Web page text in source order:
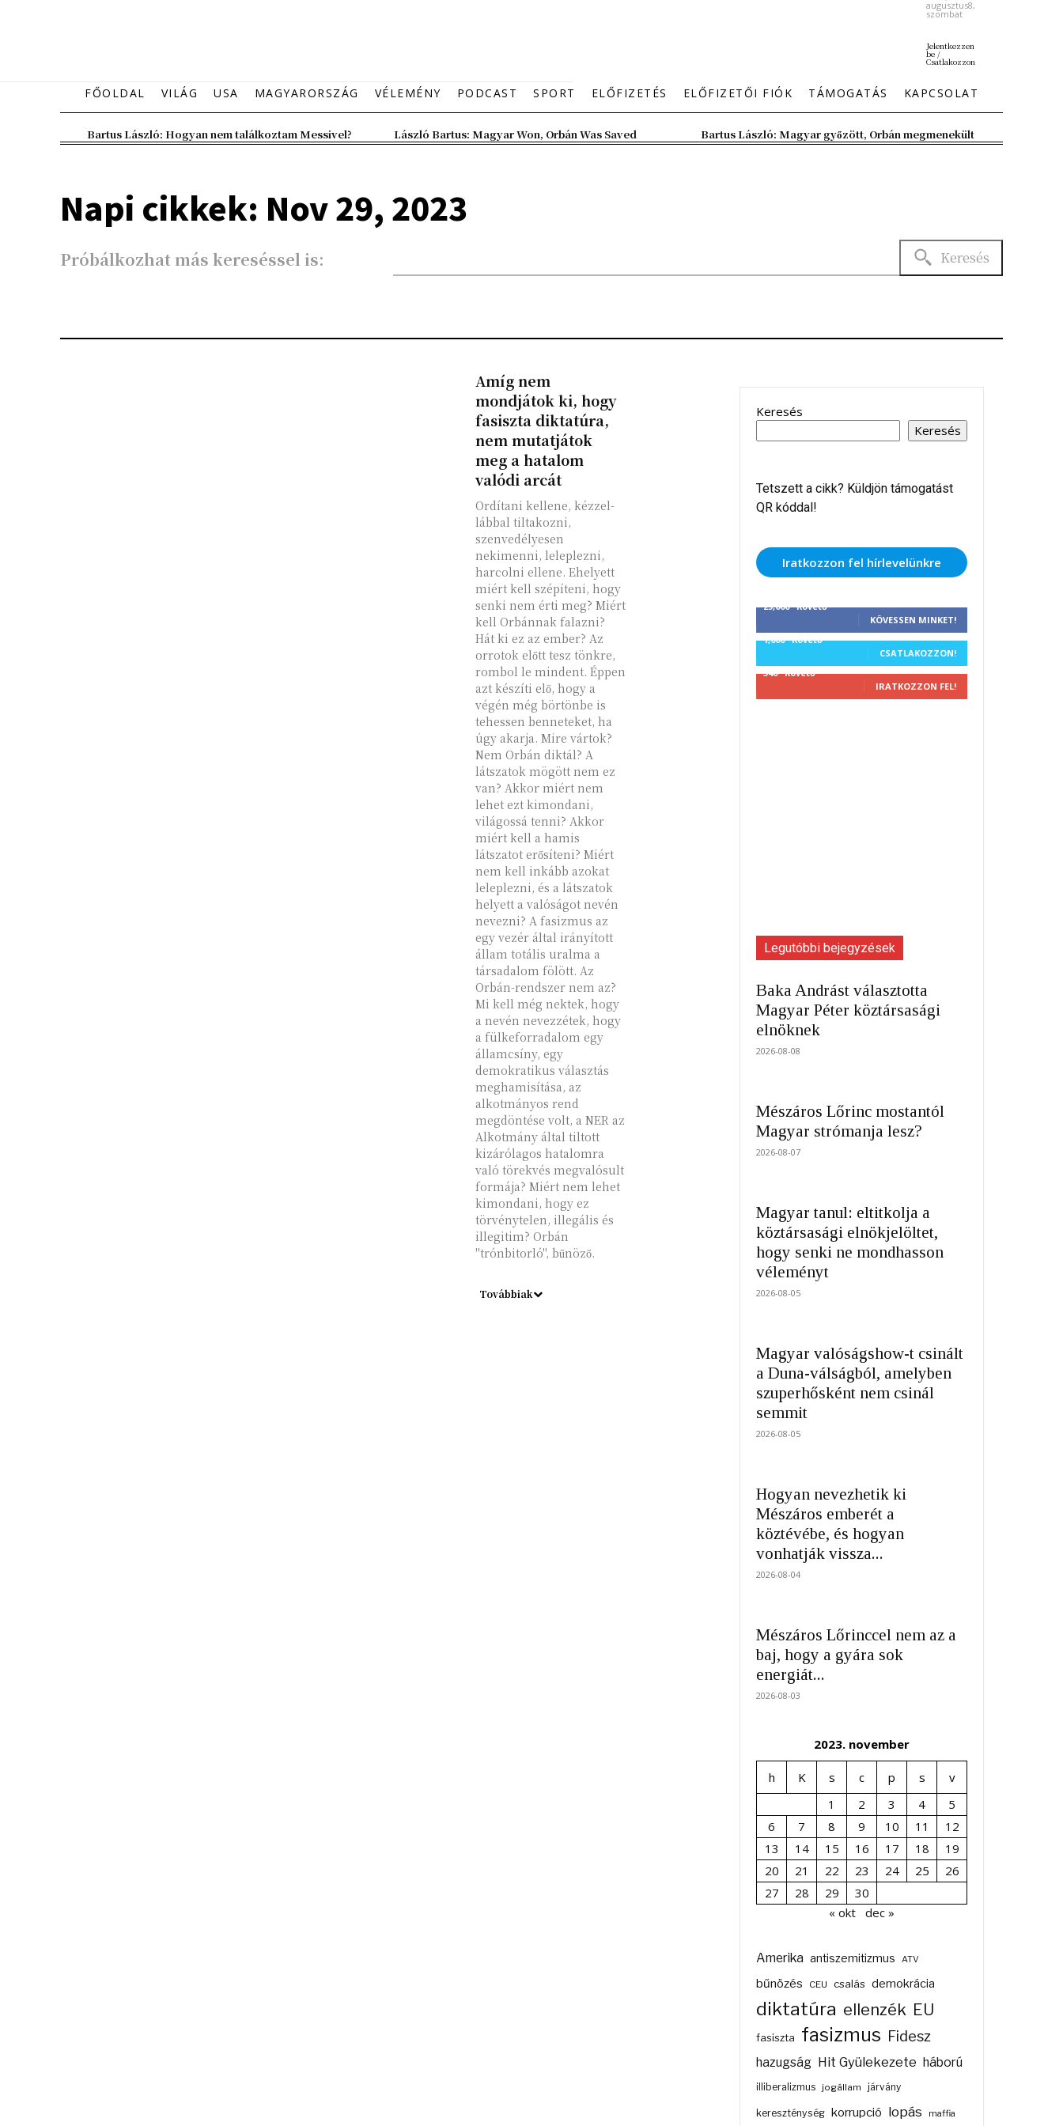
augusztus8,
szombat
Jelentkezzen
be /
Csatlakozzon
FŐOLDAL VILÁG USA MAGYARORSZÁG VÉLEMÉNY PODCAST SPORT ELŐFIZETÉS ELŐFIZETŐI FIÓK TÁMOGATÁS KAPCSOLAT
Bartus László: Hogyan nem találkoztam Messivel? László Bartus: Magyar Won, Orbán Was Saved Bartus László: Magyar győzött, Orbán megmenekült
Napi cikkek: Nov 29, 2023
Próbálkozhat más kereséssel is: Keresés
Amíg nem
mondjátok ki, hogy
fasiszta diktatúra,
nem mutatjátok
meg a hatalom
valódi arcát
Ordítani kellene, kézzel-
lábbal tiltakozni,
szenvedélyesen
nekimenni, leleplezni,
harcolni ellene. Ehelyett
miért kell szépíteni, hogy
senki nem érti meg? Miért
kell Orbánnak falazni?
Hát ki ez az ember? Az
orrotok előtt tesz tönkre,
rombol le mindent. Éppen
azt készíti elő, hogy a
végén még börtönbe is
tehessen benneteket, ha
úgy akarja. Mire vártok?
Nem Orbán diktál? A
látszatok mögött nem ez
van? Akkor miért nem
lehet ezt kimondani,
világossá tenni? Akkor
miért kell a hamis
látszatot erősíteni? Miért
nem kell inkább azokat
leleplezni, és a látszatok
helyett a valóságot nevén
nevezni? A fasizmus az
egy vezér által irányított
állam totális uralma a
társadalom fölött. Az
Orbán-rendszer nem az?
Mi kell még nektek, hogy
a nevén nevezzétek, hogy
a fülkeforradalom egy
államcsíny, egy
demokratikus választás
meghamisítása, az
alkotmányos rend
megdöntése volt, a NER az
Alkotmány által tiltott
kizárólagos hatalomra
való törekvés megvalósult
formája? Miért nem lehet
kimondani, hogy ez
törvénytelen, illegális és
illegitim? Orbán
"trónbitorló", bűnöző.
Továbbiak
Keresés
Keresés
Tetszett a cikk? Küldjön támogatást
QR kóddal!
Iratkozzon fel hírlevelünkre
25,000 Követő
KÖVESSEN MINKET!
1,000 Követő
CSATLAKOZZON!
340 Követő
IRATKOZZON FEL!
Legutóbbi bejegyzések
Baka Andrást választotta
Magyar Péter köztársasági
elnöknek
2026-08-08
Mészáros Lőrinc mostantól
Magyar strómanja lesz?
2026-08-07
Magyar tanul: eltitkolja a
köztársasági elnökjelöltet,
hogy senki ne mondhasson
véleményt
2026-08-05
Magyar valóságshow-t csinált
a Duna-válságból, amelyben
szuperhősként nem csinál
semmit
2026-08-05
Hogyan nevezhetik ki
Mészáros emberét a
köztévébe, és hogyan
vonhatják vissza...
2026-08-04
Mészáros Lőrinccel nem az a
baj, hogy a gyára sok
energiát...
2026-08-03
2023. november
h K s c p s
v
1
2 3 4
5
6
7 8 9 10 11
12
13
14 15 16 17 18
19
20
21 22 23 24 25
26
27
28 29
30
« okt dec »
Amerika antiszemitizmus ATV
bűnözés CEU csalás demokrácia
diktatúra ellenzék EU
fasiszta fasizmus Fidesz
hazugság Hit Gyülekezete háború
illiberalizmus jogállam járvány
kereszténység korrupció lopás maffia